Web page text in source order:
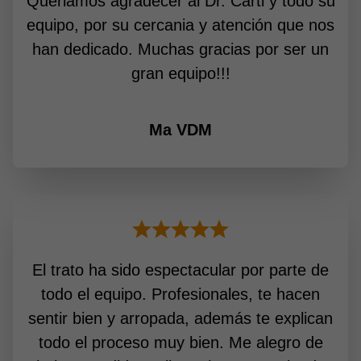
equipo, por su cercania y atención que nos
han dedicado. Muchas gracias por ser un
gran equipo!!!
Ma VDM
El trato ha sido espectacular por parte de
todo el equipo. Profesionales, te hacen
sentir bien y arropada, además te explican
todo el proceso muy bien. Me alegro de